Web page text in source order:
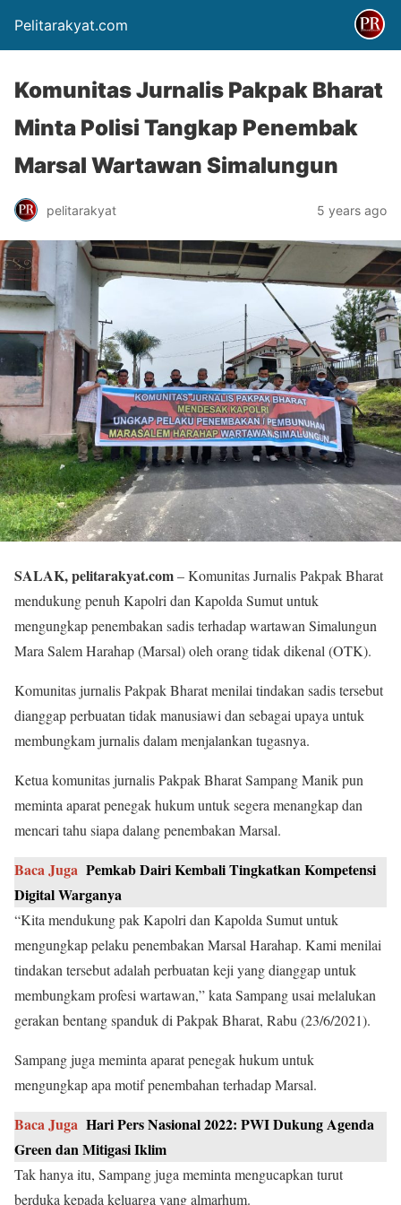
Pelitarakyat.com
Komunitas Jurnalis Pakpak Bharat
Minta Polisi Tangkap Penembak
Marsal Wartawan Simalungun
pelitarakyat 5 years ago
SALAK, pelitarakyat.com– Komunitas Jurnalis Pakpak Bharat
mendukung penuh Kapolri dan Kapolda Sumut untuk
mengungkap penembakan sadis terhadap wartawan Simalungun
Mara Salem Harahap (Marsal) oleh orang tidak dikenal (OTK).
Komunitas jurnalis Pakpak Bharat menilai tindakan sadis tersebut
dianggap perbuatan tidak manusiawi dan sebagai upaya untuk
membungkam jurnalis dalam menjalankan tugasnya.
Ketua komunitas jurnalis Pakpak Bharat Sampang Manik pun
meminta aparat penegak hukum untuk segera menangkap dan
mencari tahu siapa dalang penembakan Marsal.
Baca Juga Pemkab Dairi Kembali Tingkatkan Kompetensi
Digital Warganya
“Kita mendukung pak Kapolri dan Kapolda Sumut untuk
mengungkap pelaku penembakan Marsal Harahap. Kami menilai
tindakan tersebut adalah perbuatan keji yang dianggap untuk
membungkam profesi wartawan,” kata Sampang usai melalukan
gerakan bentang spanduk di Pakpak Bharat, Rabu (23/6/2021).
Sampang juga meminta aparat penegak hukum untuk
mengungkap apa motif penembahan terhadap Marsal.
Baca Juga Hari Pers Nasional 2022: PWI Dukung Agenda
Green dan Mitigasi Iklim
Tak hanya itu, Sampang juga meminta mengucapkan turut
berduka kepada keluarga yang almarhum.